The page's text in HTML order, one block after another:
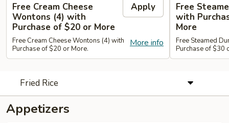
Free Cream Cheese
Wontons (4) with
Purchase of $20 or More
Apply
More info
Free Cream Cheese Wontons (4) with
Purchase of $20 or More.
Free
with
More
Free Steamed
Purchase of $30
Fried Rice
Appetizers